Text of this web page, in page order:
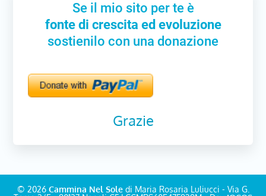
Se il mio sito per te è
fonte di crescita ed evoluzione
sostienilo con una donazione
Grazie
© 2026 Cammina Nel Soledi Maria Rosaria Luliucci - Via G.